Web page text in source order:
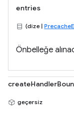
entries
(dize |
Önbelleğe
geçersiz